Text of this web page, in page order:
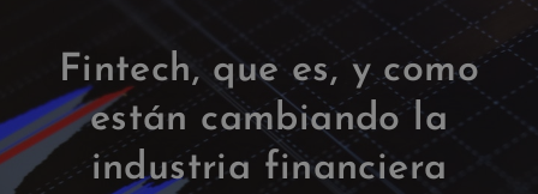
Fintech, que es, y como
están cambiando la
industria financiera